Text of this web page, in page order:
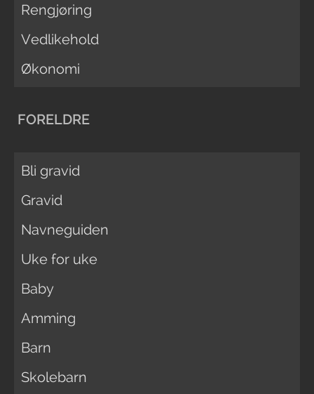
Rengjøring
Vedlikehold
Økonomi
FORELDRE
Bli gravid
Gravid
Navneguiden
Uke for uke
Baby
Amming
Barn
Skolebarn